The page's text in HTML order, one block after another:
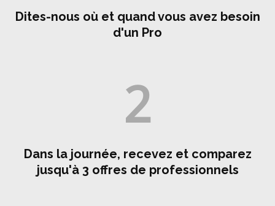
Dites-nous où et quand vous avez besoin
d'un Pro
2
Dans la journée, recevez et comparez
jusqu'à 3 offres de professionnels